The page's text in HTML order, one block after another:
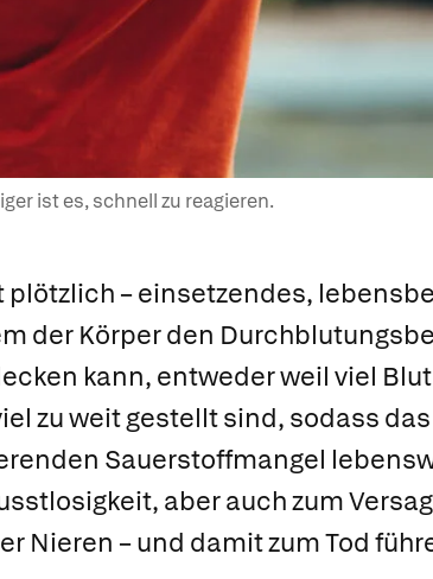
ist es, schnell zu reagieren.
plötzlich – einsetzendes,
der Körper den
kann, entweder weil viel
zu weit gestellt sind, sodass das
Sauerstoffmangel
aber auch zum
Nieren – und damit zum Tod